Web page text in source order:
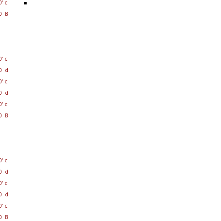
c
B
c
d
c
d
c
B
c
d
c
d
c
B